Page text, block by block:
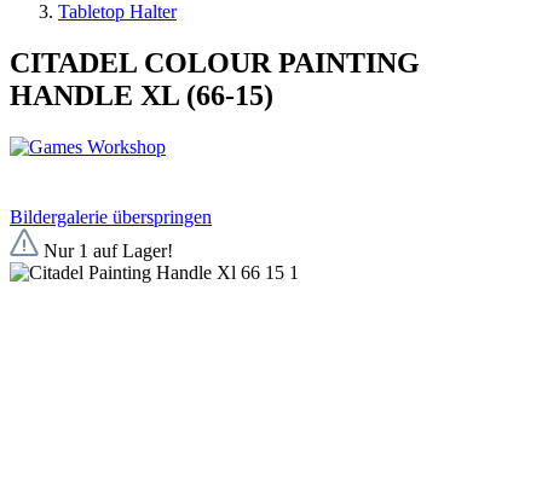
Tabletop Halter
CITADEL COLOUR PAINTING
HANDLE XL (66-15)
Bildergalerie überspringen
Nur 1 auf Lager!